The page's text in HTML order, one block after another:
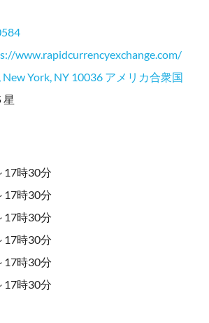
www.rapidcurrencyexchange.com/
New York, NY 10036 アメリカ合衆国
星
17時30分
17時30分
17時30分
17時30分
17時30分
17時30分